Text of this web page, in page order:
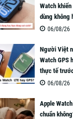
Watch khiến
dùng không
06/08/26
Người Việt
Watch GPS
thực tế
06/08/26
Apple
chuẩn